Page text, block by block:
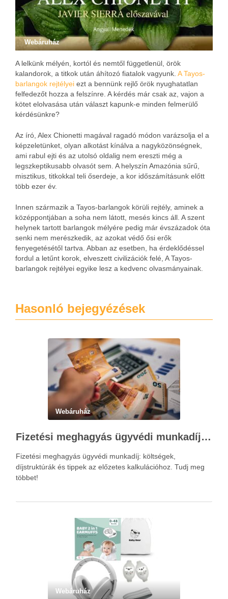
Webáruház
A lelkünk mélyén, kortól és nemtől függetlenül, örök
kalandorok, a titkok után áhítozó fiatalok vagyunk. A Tayos-
barlangok rejtélyei ezt a bennünk rejlő örök nyughatatlan
felfedezőt hozza a felszínre. A kérdés már csak az, vajon a
kötet elolvasása után választ kapunk-e minden felmerülő
kérdésünkre?
Az író, Alex Chionetti magával ragadó módon varázsolja el a
képzeletünket, olyan alkotást kínálva a nagyközönségnek,
ami rabul ejti és az utolsó oldalig nem ereszti még a
legszkeptikusabb olvasót sem. A helyszín Amazónia sűrű,
misztikus, titkokkal teli őserdeje, a kor időszámításunk előtt
több ezer év.
Innen származik a Tayos-barlangok körüli rejtély, aminek a
középpontjában a soha nem látott, mesés kincs áll. A szent
helynek tartott barlangok mélyére pedig már évszázadok óta
senki nem merészkedik, az azokat védő ősi erők
fenyegetésétől tartva. Abban az esetben, ha érdeklődéssel
fordul a letűnt korok, elveszett civilizációk felé, A Tayos-
barlangok rejtélyei egyike lesz a kedvenc olvasmányainak.
Hasonló bejegyézések
Webáruház
Fizetési meghagyás ügyvédi munkadíja: teljes költségvetési útmutató
Fizetési meghagyás ügyvédi munkadíj: költségek,
díjstruktúrák és tippek az előzetes kalkulációhoz. Tudj meg
többet!
Webáruház